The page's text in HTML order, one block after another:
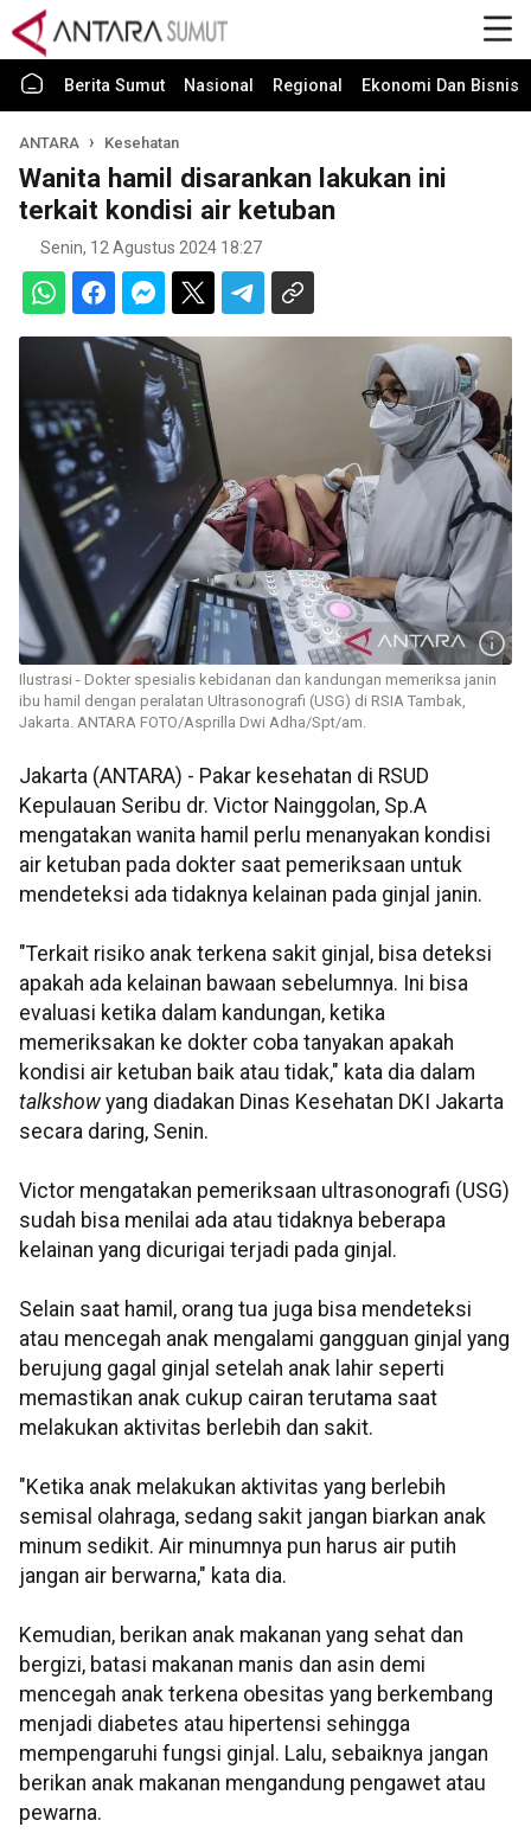
Berita Sumut Nasional Regional Ekonomi Dan Bisnis
ANTARA Kesehatan
Wanita hamil disarankan lakukan ini
terkait kondisi air ketuban
Senin, 12 Agustus 2024 18:27
Ilustrasi - Dokter spesialis kebidanan dan kandungan memeriksa janin
ibu hamil dengan peralatan Ultrasonografi (USG) di RSIA Tambak,
Jakarta. ANTARA FOTO/Asprilla Dwi Adha/Spt/am.
Jakarta (ANTARA) - Pakar kesehatan di RSUD
Kepulauan Seribu dr. Victor Nainggolan, Sp.A
mengatakan wanita hamil perlu menanyakan kondisi
air ketuban pada dokter saat pemeriksaan untuk
mendeteksi ada tidaknya kelainan pada ginjal janin.
"Terkait risiko anak terkena sakit ginjal, bisa deteksi
apakah ada kelainan bawaan sebelumnya. Ini bisa
evaluasi ketika dalam kandungan, ketika
memeriksakan ke dokter coba tanyakan apakah
kondisi air ketuban baik atau tidak," kata dia dalam
talkshow yang diadakan Dinas Kesehatan DKI Jakarta
secara daring, Senin.
Victor mengatakan pemeriksaan ultrasonografi (USG)
sudah bisa menilai ada atau tidaknya beberapa
kelainan yang dicurigai terjadi pada ginjal.
Selain saat hamil, orang tua juga bisa mendeteksi
atau mencegah anak mengalami gangguan ginjal yang
berujung gagal ginjal setelah anak lahir seperti
memastikan anak cukup cairan terutama saat
melakukan aktivitas berlebih dan sakit.
"Ketika anak melakukan aktivitas yang berlebih
semisal olahraga, sedang sakit jangan biarkan anak
minum sedikit. Air minumnya pun harus air putih
jangan air berwarna," kata dia.
Kemudian, berikan anak makanan yang sehat dan
bergizi, batasi makanan manis dan asin demi
mencegah anak terkena obesitas yang berkembang
menjadi diabetes atau hipertensi sehingga
mempengaruhi fungsi ginjal. Lalu, sebaiknya jangan
berikan anak makanan mengandung pengawet atau
pewarna.